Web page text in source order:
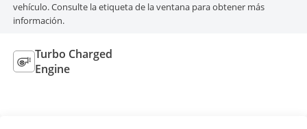
vehículo. Consulte la etiqueta de la ventana para obtener más
información.
Turbo Charged
Engine